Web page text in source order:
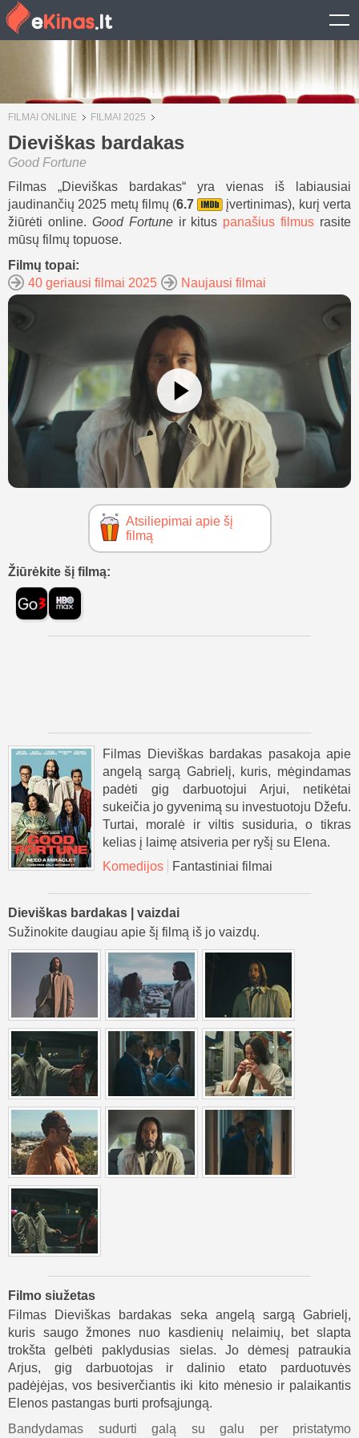
FILMAI ONLINE FILMAI 2025
Dieviškas bardakas
Good Fortune
Filmas „Dieviškas bardakas“ yra vienas iš labiausiai
jaudinančių 2025 metų filmų (6.7
įvertinimas), kurį verta
žiūrėti online. Good Fortuneir kitus panašius filmus rasite
mūsų filmų topuose.
Filmų topai:
40 geriausi filmai 2025
Naujausi filmai
Atsiliepimai apie šį
filmą
Žiūrėkite šį filmą:
Filmas Dieviškas bardakas pasakoja apie
angelą sargą Gabrielį, kuris, mėgindamas
padėti gig darbuotojui Arjui, netikėtai
sukeičia jo gyvenimą su investuotoju Džefu.
Turtai, moralė ir viltis susiduria, o tikras
kelias į laimę atsiveria per ryšį su Elena.
Komedijos
Fantastiniai filmai
Dieviškas bardakas | vaizdai
Sužinokite daugiau apie šį filmą iš jo vaizdų.
Filmo siužetas
Filmas Dieviškas bardakas seka angelą sargą Gabrielį,
kuris saugo žmones nuo kasdienių nelaimių, bet slapta
trokšta gelbėti paklydusias sielas. Jo dėmesį patraukia
Arjus, gig darbuotojas ir dalinio etato parduotuvės
padėjėjas, vos besiverčiantis iki kito mėnesio ir palaikantis
Elenos pastangas burti profsąjungą.
Bandydamas sudurti galą su galu per pristatymo